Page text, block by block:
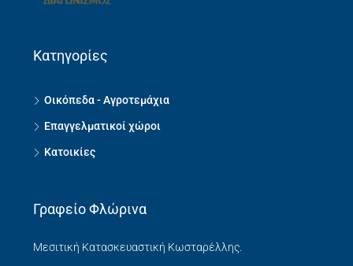
Κατηγορίες
Οικόπεδα - Αγροτεμάχια
Επαγγελματικοί χώροι
Κατοικίες
Γραφείο Φλώρινα
Μεσιτική Κατασκευαστική Κωσταρέλλης.